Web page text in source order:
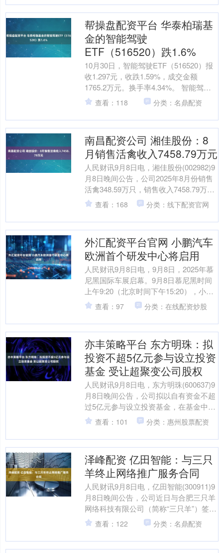
帮操盘配资平台 华泰柏瑞基
金的智能驾驶
ETF（516520）跌1.6%
10月30日，智能驾驶ETF（516520）报
收1.297元，收跌1.59%，成交金额
1765.2万元。换手率4.34%。 智能驾驶
ETF成立于2021年02月....
查看：118 分类：名鼎配资
南昌配资公司 湘佳股份：8
月销售活禽收入7458.79万元
人民财讯9月8日电，湘佳股份(002982)9
月8日晚间公告，公司2025年8月份销售
活禽348.59万只，销售收入7458.79万
元，销售均价10.70元/公....
查看：168 分类：线下配资官网
外汇配资平台官网 小鹏汽车
欧洲首个研发中心将启用
人民财讯9月8日电，9月8日，2025年慕
尼黑国际车展启幕。9月8日慕尼黑时间
上午9:20（北京时间下午15:20），小鹏
汽车举办了以“引领AI未来出行”为主题....
查看：97 分类：在线配资炒股
亦丰策略平台 东方明珠：拟
投资不超5亿元参与设立投资
基金 受让超聚变公司股权
人民财讯9月8日电，东方明珠(600637)9
月8日晚间公告，公司拟以自有资金不超
过5亿元参与设立投资基金，在基金中的
出资比例不超过50%，并担任有限合伙
人。若....
查看：101 分类：惠州股票配资
泽峰配资 亿田智能：与三只
羊终止网络推广服务合同
人民财讯9月8日电，亿田智能(300911)9
月8日晚间公告，公司近日与合肥三只羊
网络科技有限公司（简称“三只羊”）签署
了《终止协议》，因双方战略合作规划
调整，....
查看：122 分类：名鼎配资